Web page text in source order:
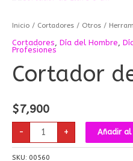
Inicio / Cortadores / Otros /
Cortadores Día del Hombre
Profesiones
Cortador
$7,900
-
cm
cantidad
+ Añadir
SKU: 00560